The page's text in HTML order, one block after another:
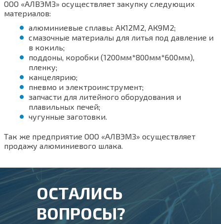
ООО «АЛВЭМЗ» осуществляет закупку следующих
материалов:
алюминиевые сплавы: АК12М2, АК9М2;
смазочные материалы для литья под давление и
в кокиль;
поддоны, коробки (1200мм*800мм*600мм),
пленку;
канцелярию;
пневмо и электроинструмент;
запчасти для литейного оборудования и
плавильных печей;
чугунные заготовки.
Так же предприятие ООО «АЛВЭМЗ» осуществляет
продажу алюминиевого шлака.
ОСТАЛИСЬ
ВОПРОСЫ?